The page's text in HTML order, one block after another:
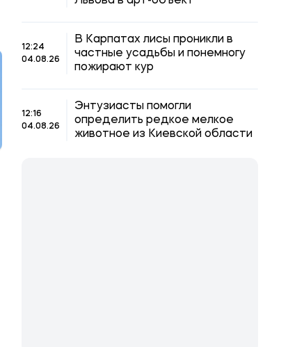
12:24
04.08.26
В Карпатах лисы проникли в
частные усадьбы и понемногу
пожирают кур
12:16
04.08.26
Энтузиасты помогли
определить редкое мелкое
животное из Киевской области